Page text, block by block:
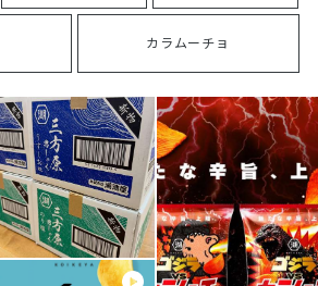
カラムーチョ